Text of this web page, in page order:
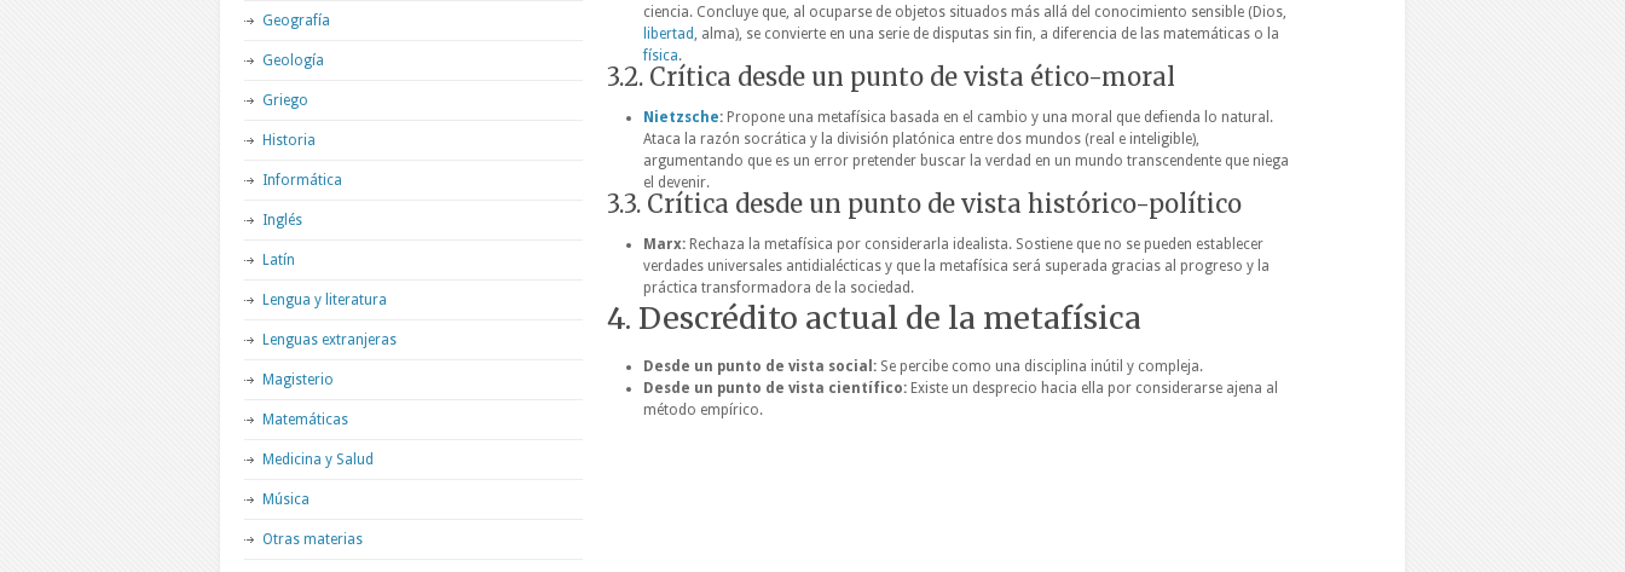
ciencia. Concluye que, al ocuparse de objetos situados más allá del conocimiento sensible (Dios,
libertad , alma), se convierte en una serie de disputas sin fin, a diferencia de las matemáticas o la
física.
3.2. Crítica desde un punto de vista ético-moral
Nietzsche: Propone una metafísica basada en el cambio y una moral que defienda lo natural.
Ataca la razón socrática y la división platónica entre dos mundos (real e inteligible),
argumentando que es un error pretender buscar la verdad en un mundo transcendente que niega
el devenir.
3.3. Crítica desde un punto de vista histórico-político
Marx: Rechaza la metafísica por considerarla idealista. Sostiene que no se pueden establecer
verdades universales antidialécticas y que la metafísica será superada gracias al progreso y la
práctica transformadora de la sociedad.
4. Descrédito actual de la metafísica
Desde un punto de vista social: Se percibe como una disciplina inútil y compleja.
Desde un punto de vista científico: Existe un desprecio hacia ella por considerarse ajena al
método empírico.
Geografía
Geología
Griego
Historia
Informática
Inglés
Latín
Lengua y literatura
Lenguas extranjeras
Magisterio
Matemáticas
Medicina y Salud
Música
Otras materias